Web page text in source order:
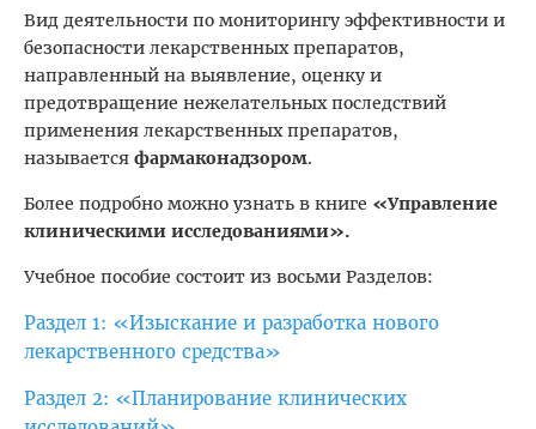
Вид деятельности по мониторингу эффективности и
безопасности лекарственных препаратов,
направленный на выявление, оценку и
предотвращение нежелательных последствий
применения лекарственных препаратов,
называется фармаконадзором.
Более подробно можно узнать в книге «Управление
клиническими исследованиями».
Учебное пособие состоит из восьми Разделов:
Раздел 1: «Изыскание и разработка нового
лекарственного средства»
Раздел 2: «Планирование клинических